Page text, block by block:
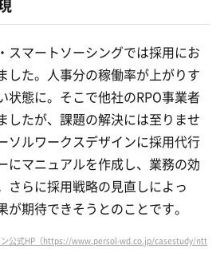
スマートソーシングでは採用にお
した。人事分の稼働率が上がりす
状態に。そこで他社のRPO事業者
したが、課題の解決には至りませ
ソルワークスデザインに採用代行
にマニュアルを作成し、業務の効
さらに採用戦略の見直しによっ
期待できそうとのことです。
ン公式HP（https://www.persol-wd.co.jp/casestudy/ntt